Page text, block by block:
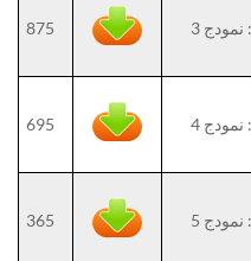
875
695
365